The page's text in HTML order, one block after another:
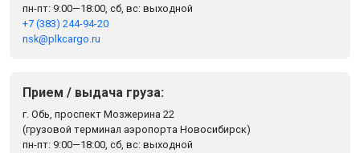
пн-пт: 9:00—18:00, сб, вс: выходной
+7 (383) 244-94-20
nsk@plkcargo.ru
Прием / выдача груза:
г. Обь, проспект Мозжерина 22
(грузовой терминал аэропорта Новосибирск)
пн-пт: 9:00—18:00, сб, вс: выходной